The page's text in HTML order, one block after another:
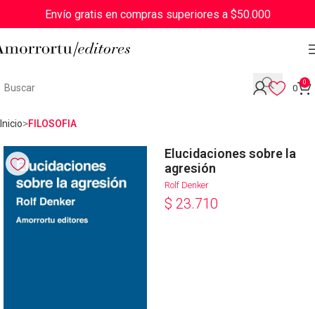
Envío gratis en compras superiores a $50.000
0
0
Inicio FILOSOFIA
Elucidaciones sobre la
agresión
Rolf Denker
$ 23.710